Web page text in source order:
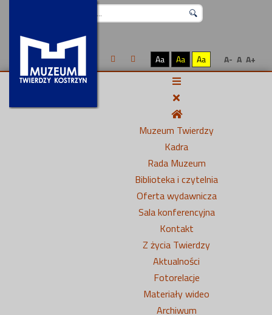
Aa Aa Aa A- A A+
Muzeum Twierdzy
Kadra
Rada Muzeum
Biblioteka i czytelnia
Oferta wydawnicza
Sala konferencyjna
Kontakt
Z życia Twierdzy
Aktualności
Fotorelacje
Materiały wideo
Archiwum